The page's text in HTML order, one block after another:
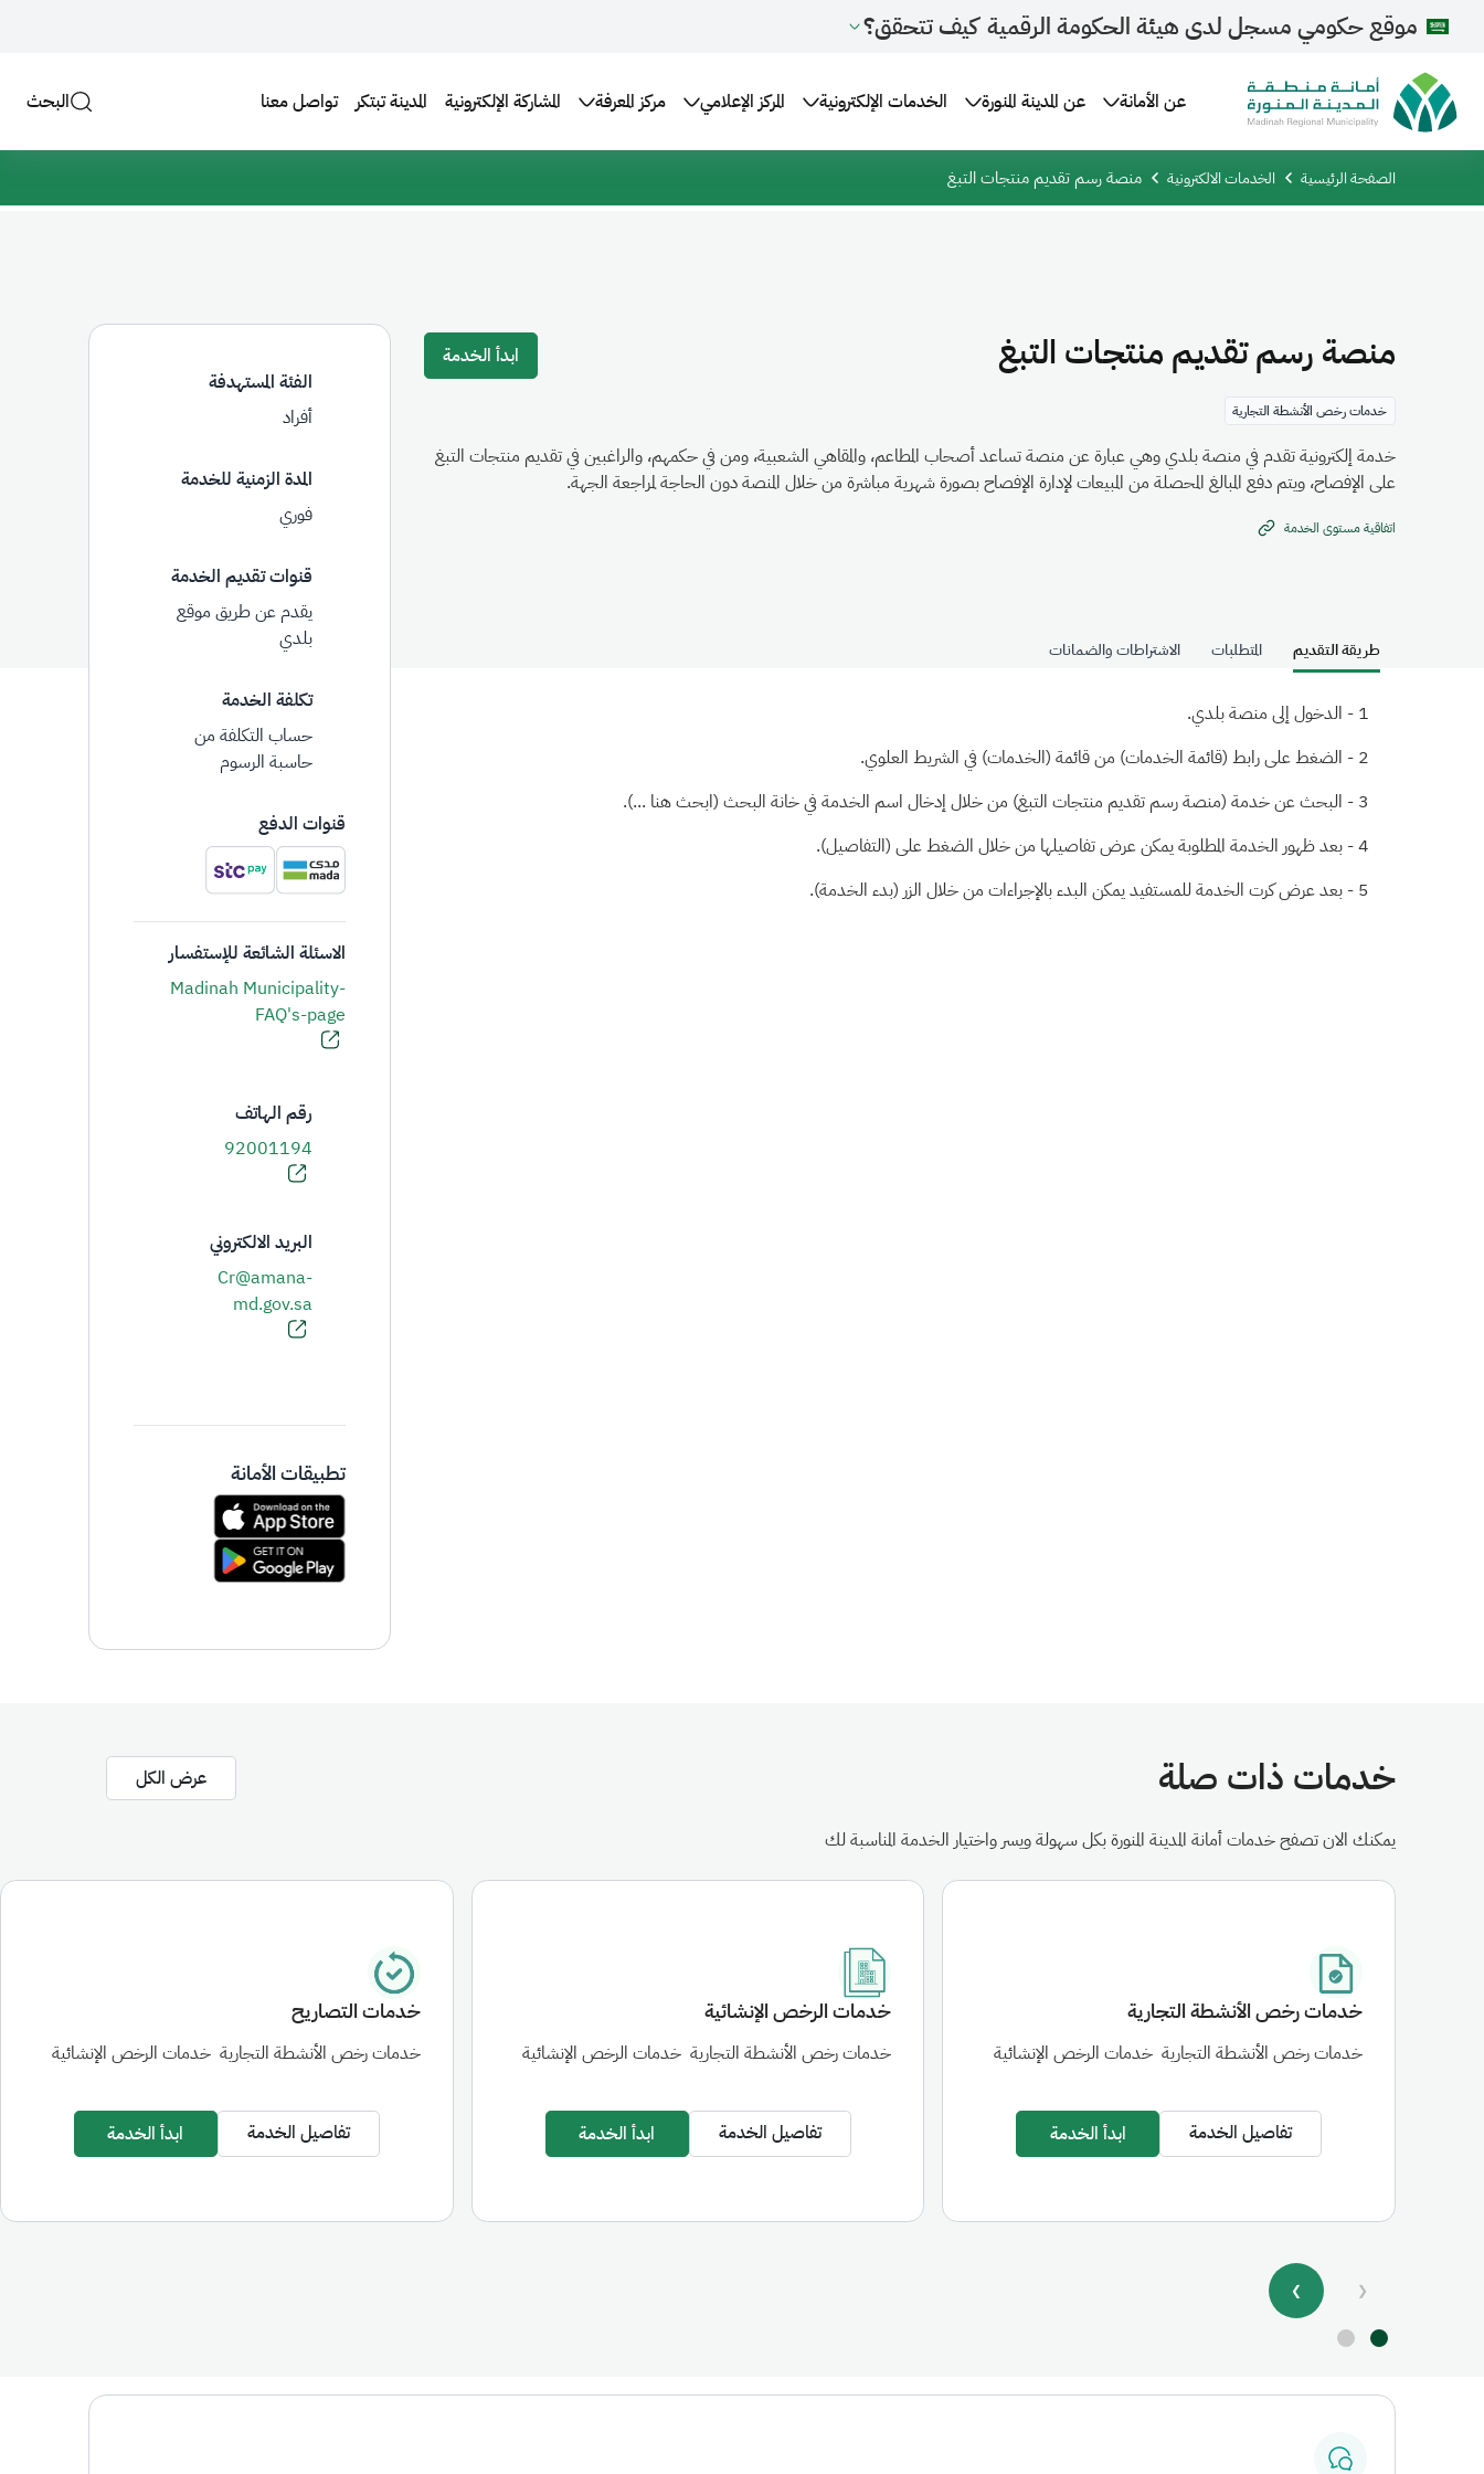
موقع حكومي مسجل لدى هيئة الحكومة الرقمية كيف تتحقق؟
عن الأمانة عن المدينة المنورة الخدمات الإلكترونية المركز الإعلامي مركز المعرفة المشاركة الإلكترونية المدينة تبتكر تواصل معنا البحث
الصفحة الرئيسية الخدمات الالكترونية منصة رسم تقديم منتجات التبغ
منصة رسم تقديم منتجات التبغ ابدأ الخدمة
خدمات رخص الأنشطة التجارية
خدمة إلكترونية تقدم في منصة بلدي وهي عبارة عن منصة تساعد أصحاب المطاعم، والمقاهي الشعبية، ومن في حكمهم، والراغبين في تقديم منتجات التبغ
على الإفصاح، ويتم دفع المبالغ المحصلة من المبيعات لإدارة الإفصاح بصورة شهرية مباشرة من خلال المنصة دون الحاجة لمراجعة الجهة.
اتفاقية مستوى الخدمة
طريقة التقديم المتطلبات الاشتراطات والضمانات
الدخول إلى منصة بلدي.
الضغط على رابط (قائمة الخدمات) من قائمة (الخدمات) في الشريط العلوي.
البحث عن خدمة (منصة رسم تقديم منتجات التبغ) من خلال إدخال اسم الخدمة في خانة البحث (ابحث هنا ...).
بعد ظهور الخدمة المطلوبة يمكن عرض تفاصيلها من خلال الضغط على (التفاصيل).
بعد عرض كرت الخدمة للمستفيد يمكن البدء بالإجراءات من خلال الزر (بدء الخدمة).
الفئة المستهدفة
أفراد
المدة الزمنية للخدمة
فوري
قنوات تقديم الخدمة
يقدم عن طريق موقع
بلدي
تكلفة الخدمة
حساب التكلفة من
حاسبة الرسوم
قنوات الدفع
الاسئلة الشائعة للإستفسار
Madinah Municipality-
FAQ's-page
رقم الهاتف
92001194
البريد الالكتروني
Cr@amana-
md.gov.sa
تطبيقات الأمانة
خدمات ذات صلة عرض الكل
يمكنك الان تصفح خدمات أمانة المدينة المنورة بكل سهولة ويسر واختيار الخدمة المناسبة لك
خدمات رخص الأنشطة التجارية
خدمات رخص الأنشطة التجارية خدمات الرخص الإنشائية
تفاصيل الخدمة ابدأ الخدمة
خدمات الرخص الإنشائية
خدمات رخص الأنشطة التجارية خدمات الرخص الإنشائية
تفاصيل الخدمة ابدأ الخدمة
خدمات التصاريح
خدمات رخص الأنشطة التجارية خدمات الرخص الإنشائية
تفاصيل الخدمة ابدأ الخدمة
❮
❯